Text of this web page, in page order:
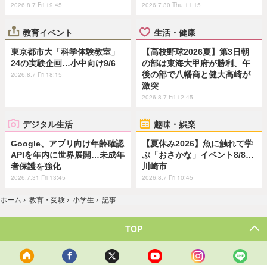
2026.8.7 Fri 19:45 2026.7.30 Thu 11:15
教育イベント
東京都市大「科学体験教室」
24の実験企画…小中向け9/6
2026.8.7 Fri 18:15
生活・健康
【高校野球2026夏】第3日朝
の部は東海大甲府が勝利、午
後の部で八幡商と健大高崎が
激突
2026.8.7 Fri 12:45
デジタル生活
Google、アプリ向け年齢確認
APIを年内に世界展開…未成年
者保護を強化
2026.7.31 Fri 13:45
趣味・娯楽
【夏休み2026】魚に触れて学
ぶ「おさかな」イベント8/8…
川崎市
2026.8.7 Fri 10:45
ホーム › 教育・受験 › 小学生 › 記事
TOP